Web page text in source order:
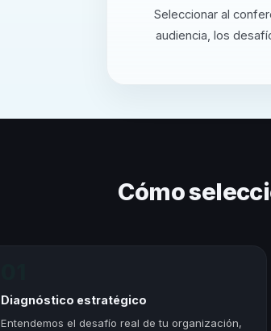
Seleccionar al
audiencia, los
Cómo
Diagnóstico estratégico
Entendemos el desafío real de tu organización,